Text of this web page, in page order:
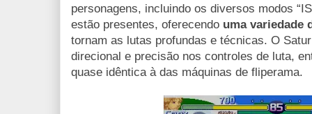
personagens, incluindo os diversos modos
estão presentes, oferecendo uma variedade
tornam as lutas profundas e técnicas. O
direcional e precisão nos controles de luta,
quase idêntica à das máquinas de fliperama.